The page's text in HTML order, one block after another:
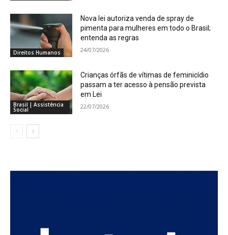
Direitos Humanos
Nova lei autoriza venda de spray de
pimenta para mulheres em todo o Brasil;
entenda as regras
24/07/2026
Brasil | Assistência
Social
Crianças órfãs de vítimas de feminicídio
passam a ter acesso à pensão prevista
em Lei
22/07/2026